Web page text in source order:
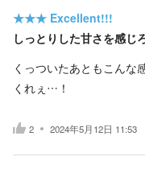
★★★ Excellent!!!
しっとりした甘さを感じ
くっついたあともこんな
くれぇ…！
2 2024年5月12日 11:53